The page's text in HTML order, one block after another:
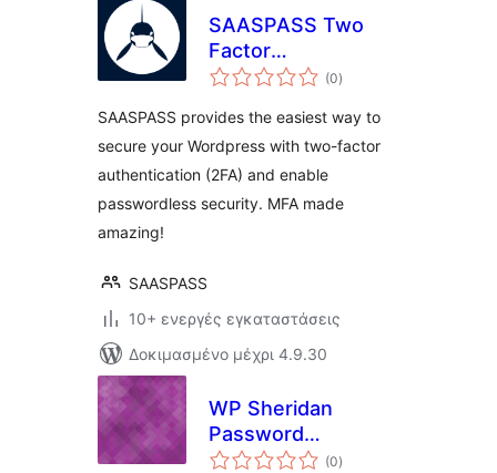
SAASPASS Two
Factor
Authentication –
(0αξιολογήσεις
σύνολο
)
SAASPASS provides the easiest way to
secure your Wordpress with two-factor
authentication (2FA) and enable
passwordless security. MFA made
amazing!
SAASPASS
10+ ενεργές εγκαταστάσεις
Δοκιμασμένο μέχρι 4.9.30
WP Sheridan
Password
Generator
(0αξιολογήσεις
σύνολο
)